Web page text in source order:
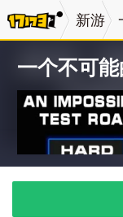
新游
一个不可